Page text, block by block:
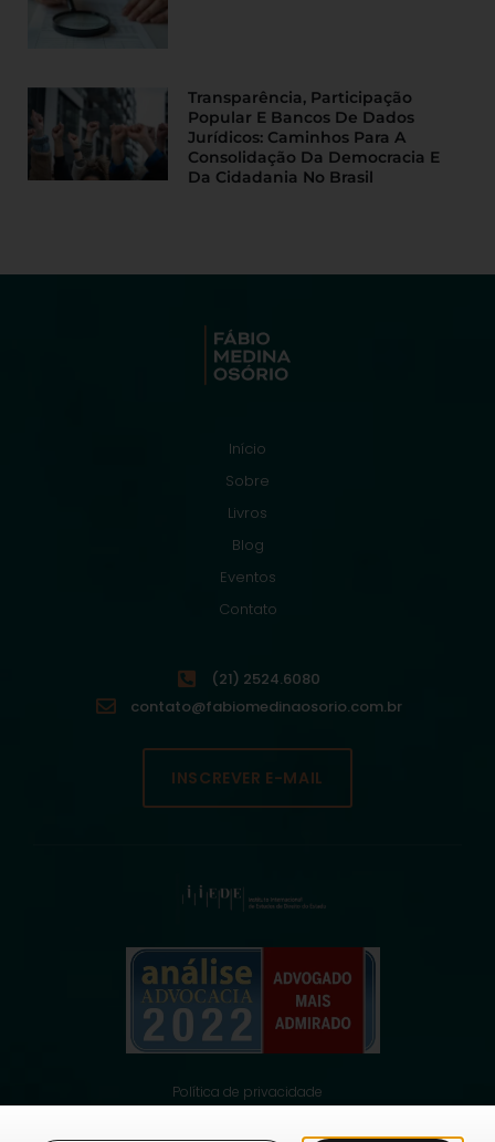
Transparência, Participação
Popular E Bancos De Dados
Jurídicos: Caminhos Para A
Consolidação Da Democracia E
Da Cidadania No Brasil
Início
Sobre
Livros
Blog
Eventos
Contato
(21) 2524.6080
contato@fabiomedinaosorio.com.br
INSCREVER E-MAIL
Política de privacidade
© 2021 Fabio Medina Osorio, todos os direitos reservados.